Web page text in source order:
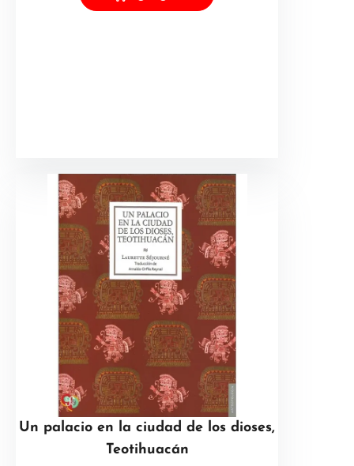
Un palacio en la ciudad de los dioses,
Teotihuacán